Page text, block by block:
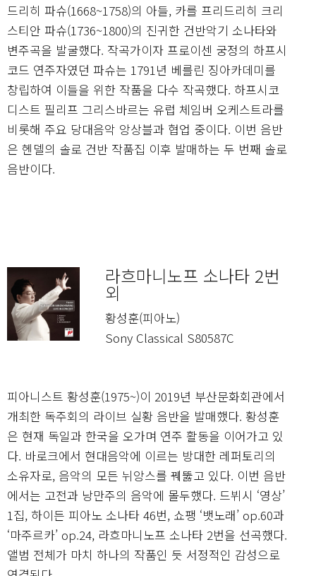
드리히 파슈(1668~1758)의 아들, 카를 프리드리히 크리
스티안 파슈(1736~1800)의 진귀한 건반악기 소나타와
변주곡을 발굴했다. 작곡가이자 프로이센 궁정의 하프시
코드 연주자였던 파슈는 1791년 베를린 징아카데미를
창립하여 이들을 위한 작품을 다수 작곡했다. 하프시코
디스트 필리프 그리스바르는 유럽 체임버 오케스트라를
비롯해 주요 당대음악 앙상블과 협업 중이다. 이번 음반
은 헨델의 솔로 건반 작품집 이후 발매하는 두 번째 솔로
음반이다.
라흐마니노프 소나타 2번
외
황성훈(피아노)
Sony Classical S80587C
피아니스트 황성훈(1975~)이 2019년 부산문화회관에서
개최한 독주회의 라이브 실황 음반을 발매했다. 황성훈
은 현재 독일과 한국을 오가며 연주 활동을 이어가고 있
다. 바로크에서 현대음악에 이르는 방대한 레퍼토리의
소유자로, 음악의 모든 뉘앙스를 꿰뚫고 있다. 이번 음반
에서는 고전과 낭만주의 음악에 몰두했다. 드뷔시 ‘영상’
1집, 하이든 피아노 소나타 46번, 쇼팽 ‘뱃노래’ op.60과
‘마주르카’ op.24, 라흐마니노프 소나타 2번을 선곡했다.
앨범 전체가 마치 하나의 작품인 듯 서정적인 감성으로